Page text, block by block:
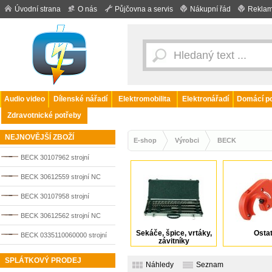
Úvodní strana O nás Půjčovna a servis Nákupní řád
Audio video Dílenské nářadí Elektromobilita Elektronářadí
Domácí
Zdravotnické potřeby
NEJNOVĚJŠÍ ZBOŽÍ
BECK 30107962 strojní
výstružník HSS-E průměr 9,0
mm DIN 212-1/2, TiN
BECK 30612559 strojní NC
výstružník, tvrdokov, průměr
2,0 mm, dle DIN 8093-2
BECK 30107958 strojní
výstružník HSS-E průměr 7,0
mm DIN 212-1/2, TiN
BECK 30612562 strojní NC
výstružník, tvrdokov, průměr
3,0 mm, dle DIN 8093-2
BECK 0335110060000 strojní
výstružník HSS-E průměr 6,0
SPLÁTKOVÝ PRODEJ
E-shop Výrobci BECK
Sekáče, špice, vrtáky,
závitníky
Náhledy Seznam